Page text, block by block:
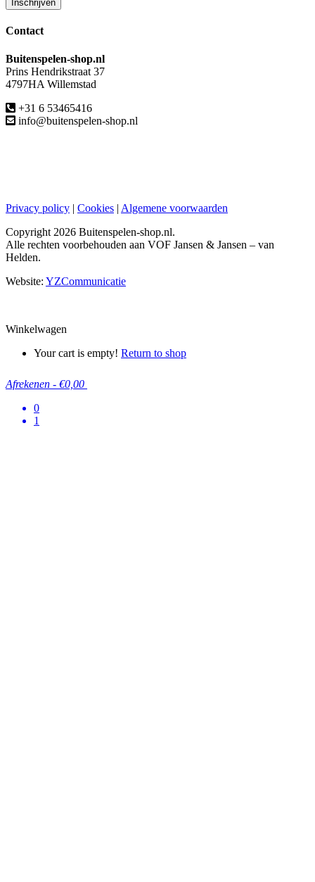
Contact
Buitenspelen-shop.nl
Prins Hendrikstraat 37
4797HA Willemstad
+31 6 53465416
info@buitenspelen-shop.nl
Privacy policy | Cookies | Algemene voorwaarden
Copyright 2026 Buitenspelen-shop.nl.
Alle rechten voorbehouden aan VOF Jansen & Jansen – van
Helden.
Website: YZCommunicatie
Winkelwagen
Your cart is empty! Return to shop
Afrekenen - €0,00
0
1